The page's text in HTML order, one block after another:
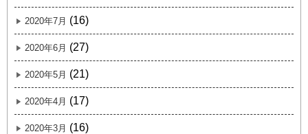
2020年7月 (16)
2020年6月 (27)
2020年5月 (21)
2020年4月 (17)
2020年3月 (16)